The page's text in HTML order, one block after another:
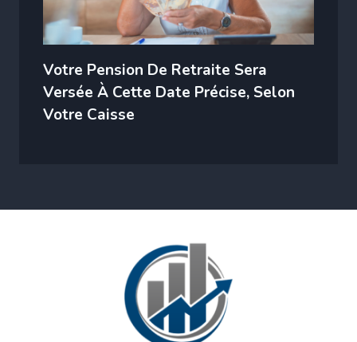
Votre Pension De Retraite Sera
Versée À Cette Date Précise, Selon
Votre Caisse